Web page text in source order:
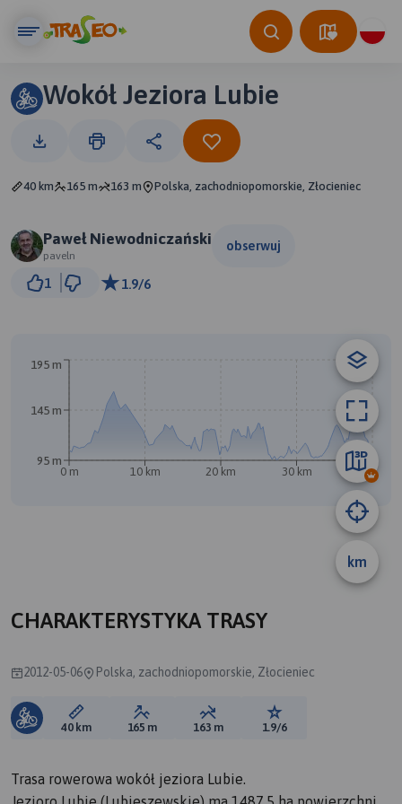
Wokół Jeziora Lubie
40 km 165 m 163 m Polska, zachodniopomorskie, Złocieniec
Paweł Niewodniczański
paveln
obserwuj
1 1.9/6
km
0 m 10 km 20 km 30 km 40 km
95 m
145 m
195 m
CHARAKTERYSTYKA TRASY
2012-05-06 Polska, zachodniopomorskie, Złocieniec
Długość trasy:
40 km Suma przewyższeń:
165 m Suma spadków:
163 m Ocena trasy:
1.9/6
Trasa rowerowa wokół jeziora Lubie.